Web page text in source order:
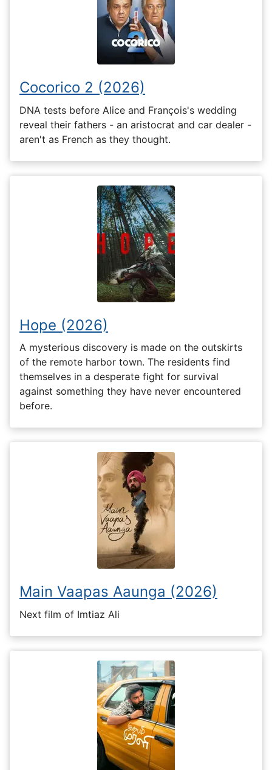
Cocorico 2 (2026)
DNA tests before Alice and François's wedding
reveal their fathers - an aristocrat and car dealer -
aren't as French as they thought.
Hope (2026)
A mysterious discovery is made on the outskirts
of the remote harbor town. The residents find
themselves in a desperate fight for survival
against something they have never encountered
before.
Main Vaapas Aaunga (2026)
Next film of Imtiaz Ali